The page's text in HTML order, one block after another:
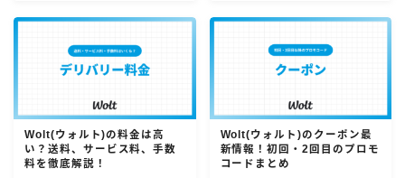
出前館の注文ガイド
ロケットナウの注文ガイド
フードデリバリークーポン比較
Wolt(ウォルト)の料金は高
い？送料、サービス料、手数
料を徹底解説！
Wolt(ウォルト)のクーポン最
新情報！初回・2回目のプロモ
コードまとめ